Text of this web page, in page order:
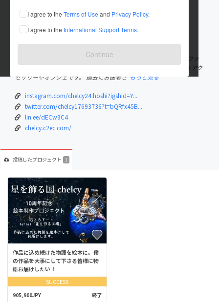
I agree to the Terms of Use and Privacy Policy.
I agree to the International Support Terms.
Continue
これまでに1回支援して1件のプロジェクトを投稿しています
在住国：日本 現在地：広島県
出身国：日本 出身地：大阪府
広島在住 作家名「星を飾る国chelcy」 小説家になることを目標にファ
ンタジーアートをしています。 主な制作物は物語のあるオリジナルアク
セサリーやオブジェです。 過去にお医者さ もっと見る
instagram.com/chelcy24.hoshi?igshid=Y...
twitter.com/chelcy17693736?t=bQRfx45B...
lin.ee/dECw3C4
chelcy.c2ec.com/
投稿したプロジェクト 1
作品に込め続けた物語を絵本に。僕
の作品を大事にして下さる皆様に物
語お届けしたい！
SUCCESS
905,900JPY 終了